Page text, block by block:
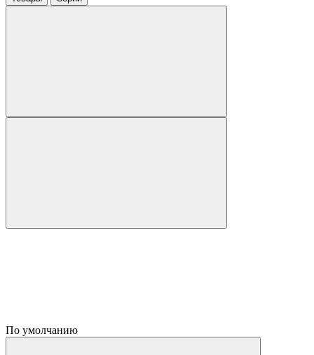
По умолчанию